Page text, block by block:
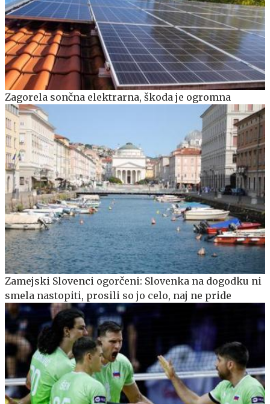
Zagorela sončna elektrarna, škoda je ogromna
Zamejski Slovenci ogorčeni: Slovenka na dogodku ni
smela nastopiti, prosili so jo celo, naj ne pride